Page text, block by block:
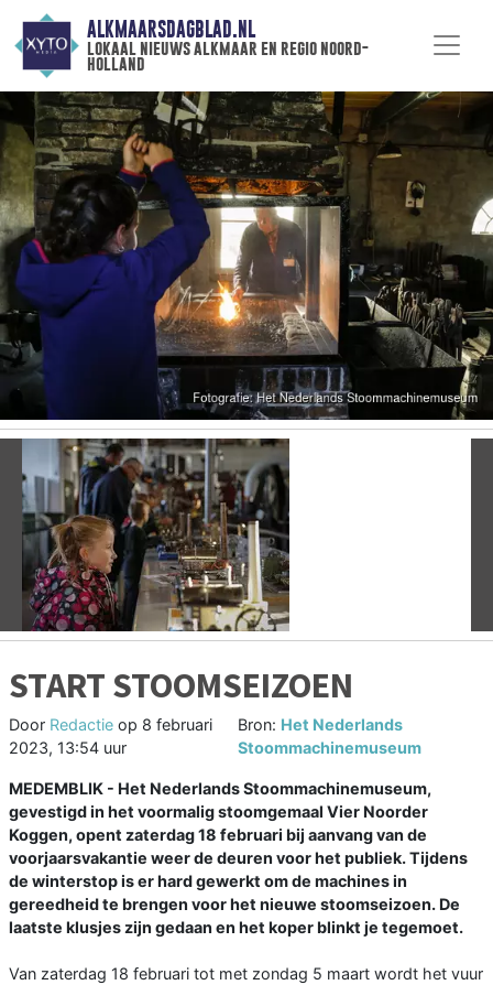
ALKMAARSDAGBLAD.NL
lokaal nieuws alkmaar en regio noord-
holland
Vorige
START STOOMSEIZOEN
Door Redactie op 8 februari
2023, 13:54 uur
Bron: Het Nederlands
Stoommachinemuseum
MEDEMBLIK - Het Nederlands Stoommachinemuseum,
gevestigd in het voormalig stoomgemaal Vier Noorder
Koggen, opent zaterdag 18 februari bij aanvang van de
voorjaarsvakantie weer de deuren voor het publiek. Tijdens
de winterstop is er hard gewerkt om de machines in
gereedheid te brengen voor het nieuwe stoomseizoen. De
laatste klusjes zijn gedaan en het koper blinkt je tegemoet.
Van zaterdag 18 februari tot met zondag 5 maart wordt het vuur